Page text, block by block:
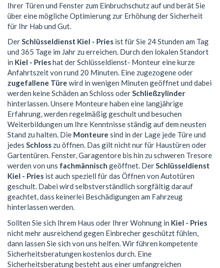
Ihrer Türen und Fenster zum Einbruchschutz auf und berät Sie
über eine mögliche Optimierung zur Erhöhung der Sicherheit
für Ihr Hab und Gut.
DerSchlüsseldienst Kiel - Pries ist für Sie 24 Stunden am Tag
und 365 Tage im Jahr zu erreichen. Durch den lokalen Standort
in Kiel - Prieshat der Schlüsseldienst- Monteur eine kurze
Anfahrtszeit von rund 20 Minuten. Eine zugezogene oder
zugefallene Türe wird in wenigen Minuten geöffnet und dabei
werden keine Schäden an Schloss oderSchließzylinder
hinterlassen. Unsere Monteure haben eine langjährige
Erfahrung, werden regelmäßig geschult und besuchen
Weiterbildungen um Ihre Kenntnisse ständig auf dem neusten
Stand zu halten. Die Monteure sind in der Lage jede Türe und
jedes Schloss zu öffnen. Das gilt nicht nur für Haustüren oder
Gartentüren. Fenster, Garagentore bis hin zu schweren Tresore
werden von uns fachmännisch geöffnet. DerSchlüsseldienst
Kiel - Pries ist auch speziell für das Öffnen von Autotüren
geschult. Dabei wird selbstverständlich sorgfältig darauf
geachtet, dass keinerlei Beschädigungen am Fahrzeug
hinterlassen werden.
Sollten Sie sich Ihrem Haus oder Ihrer Wohnung in Kiel - Pries
nicht mehr ausreichend gegen Einbrecher geschützt fühlen,
dann lassen Sie sich von uns helfen. Wir führen kompetente
Sicherheitsberatungen kostenlos durch. Eine
Sicherheitsberatung besteht aus einer umfangreichen